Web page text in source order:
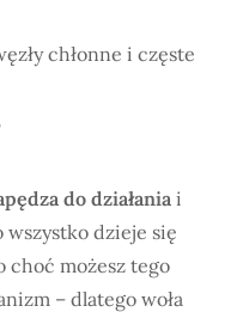
chłonne i częste
do działania i
wszystko dzieje się
choć możesz tego
– dlatego woła